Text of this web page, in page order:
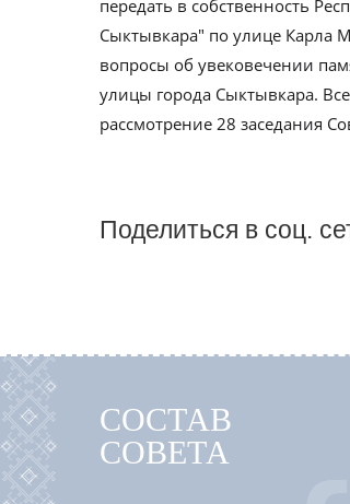
передать в собственность
Сыктывкара" по улице Карла
вопросы об увековечении
улицы города Сыктывкара.
рассмотрение 28 заседания
Поделиться в соц.
СОСТАВ
СОВЕТА